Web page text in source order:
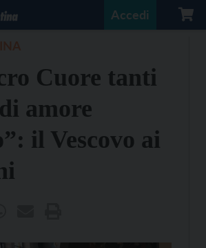
Accedi
Cuore tanti
amore
il Vescovo ai